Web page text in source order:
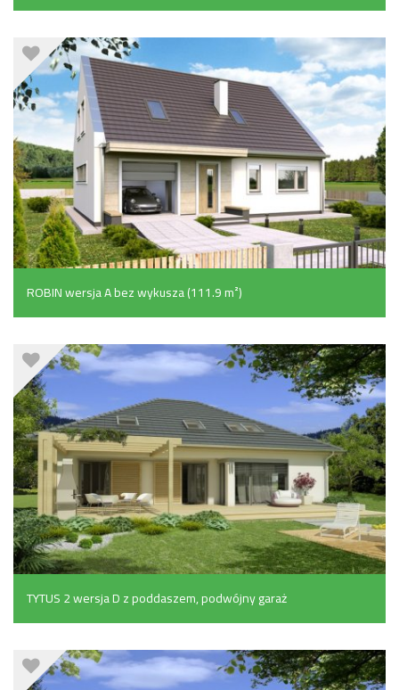
ROBIN wersja A bez wykusza (111.9 m²)
TYTUS 2 wersja D z poddaszem, podwójny garaż
(184.3 m²)